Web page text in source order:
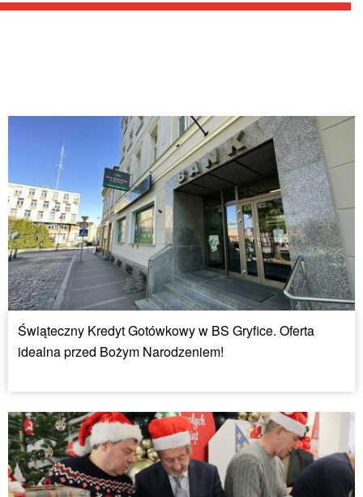
Świąteczny Kredyt Gotówkowy w BS Gryfice. Oferta
idealna przed Bożym Narodzeniem!